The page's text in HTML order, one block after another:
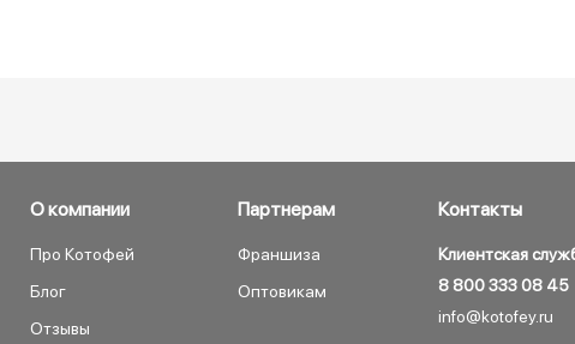
О компании
Про Котофей
Блог
Отзывы
Партнерам
Франшиза
Оптовикам
Контакты
Клиентская
8 800 333 08 45
info@kotofey.ru